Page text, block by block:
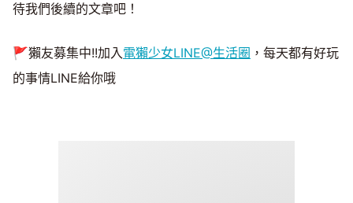
待我們後續的文章吧！
🚩獺友募集中!!加入電獺少女LINE@生活圈 ，每天都有好玩
的事情LINE給你哦